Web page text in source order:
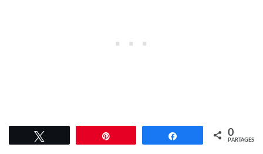
Partagez 0
PARTAGES